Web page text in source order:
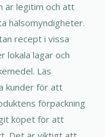
är legitim och att
hälsomyndigheter.
recept i vissa
lokala lagar och
Läs
kunder för att
förpackning
köpet för att